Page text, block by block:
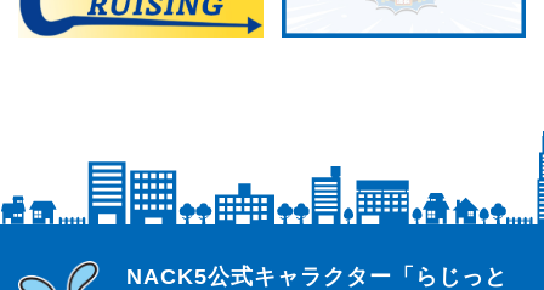
らじっと君
NACK5公式キャラクター「らじっと